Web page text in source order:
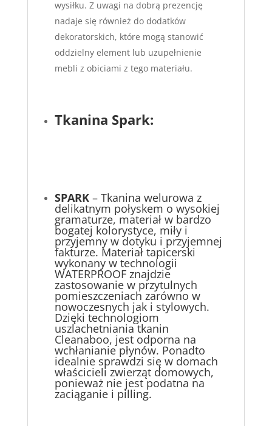
wysiłku. Z uwagi na dobrą prezencję
nadaje się również do dodatków
dekoratorskich, które mogą stanowić
oddzielny element lub uzupełnienie
mebli z obiciami z tego materiału.
Tkanina Spark:
SPARK– Tkanina welurowa z
delikatnym połyskem o wysokiej
gramaturze, materiał w bardzo
bogatej kolorystyce, miły i
przyjemny w dotyku i przyjemnej
fakturze. Materiał tapicerski
wykonany w technologii
WATERPROOF znajdzie
zastosowanie w przytulnych
pomieszczeniach zarówno w
nowoczesnych jak i stylowych.
Dzięki technologiom
uszlachetniania tkanin
Cleanaboo, jest odporna na
wchłanianie płynów. Ponadto
idealnie sprawdzi się w domach
właścicieli zwierząt domowych,
ponieważ nie jest podatna na
zaciąganie i pilling.